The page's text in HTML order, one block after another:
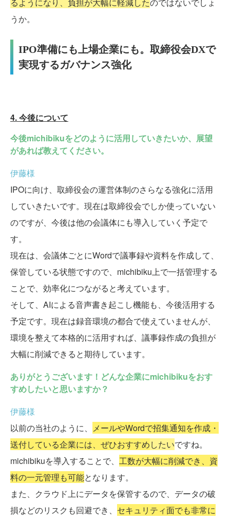
るようになり、負担が大幅に軽減したのではないでしょ
うか。
IPO準備にも上場企業にも。取締役会DXで
実現するガバナンス強化
4. 今後について
今後michibikuをどのように活用していきたいか、展望
があれば教えてください。
伊藤様
IPOに向け、取締役会の運営体制のさらなる強化に活用
していきたいです。現在は取締役会でしか使っていない
のですが、今後は他の会議体にも導入していく予定で
す。
現在は、会議体ごとにWordで議事録や資料を作成して、
保管している状態ですので、michibiku上で一括管理する
ことで、効率化につながると考えています。
そして、AIによる音声書き起こし機能も、今後活用する
予定です。現在は録音環境の都合で使えていませんが、
環境を整えて本格的に活用すれば、議事録作成の負担が
大幅に削減できると期待しています。
ありがとうございます！どんな企業にmichibikuをおす
すめしたいと思いますか？
伊藤様
以前の当社のように、 メールやWordで招集通知を作成・
送付している企業には、ぜひおすすめしたいですね。
michibikuを導入することで、 工数が大幅に削減でき、資
料の一元管理も可能となります。
また、クラウド上にデータを保管するので、データの破
損などのリスクも回避でき、 セキュリティ面でも非常に